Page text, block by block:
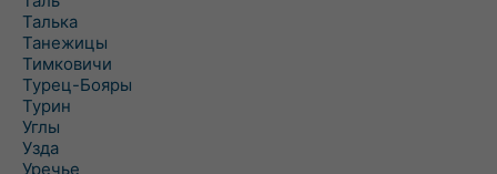
Талька
Танежицы
Тимковичи
Турец-Бояры
Турин
Углы
Узда
Уречье